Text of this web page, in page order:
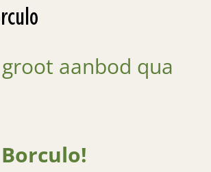
aanbod qua